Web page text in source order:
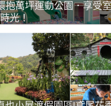
抱萬坪運動公園．享受
光！